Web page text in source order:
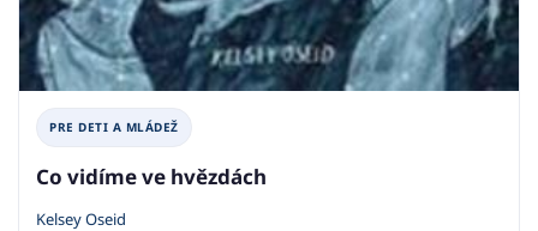
PRE DETI A MLÁDEŽ
Co vidíme ve hvězdách
Kelsey Oseid